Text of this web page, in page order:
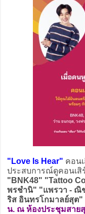
"Love Is Hear" คอน
ประสบการณ์ดูคอนเสิ
"BNK48" "Tattoo
พรชำนิ" "แพรวา - ณิ
ริส อินทรโกมาลย์สุต"
น. ณ ห้องประชุมสาย